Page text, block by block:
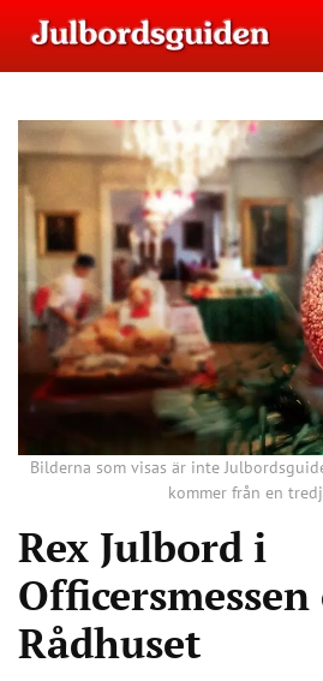
Bilderna som visas är inte
kommer från en
Rex Julbord i
Officersmessen
Rådhuset